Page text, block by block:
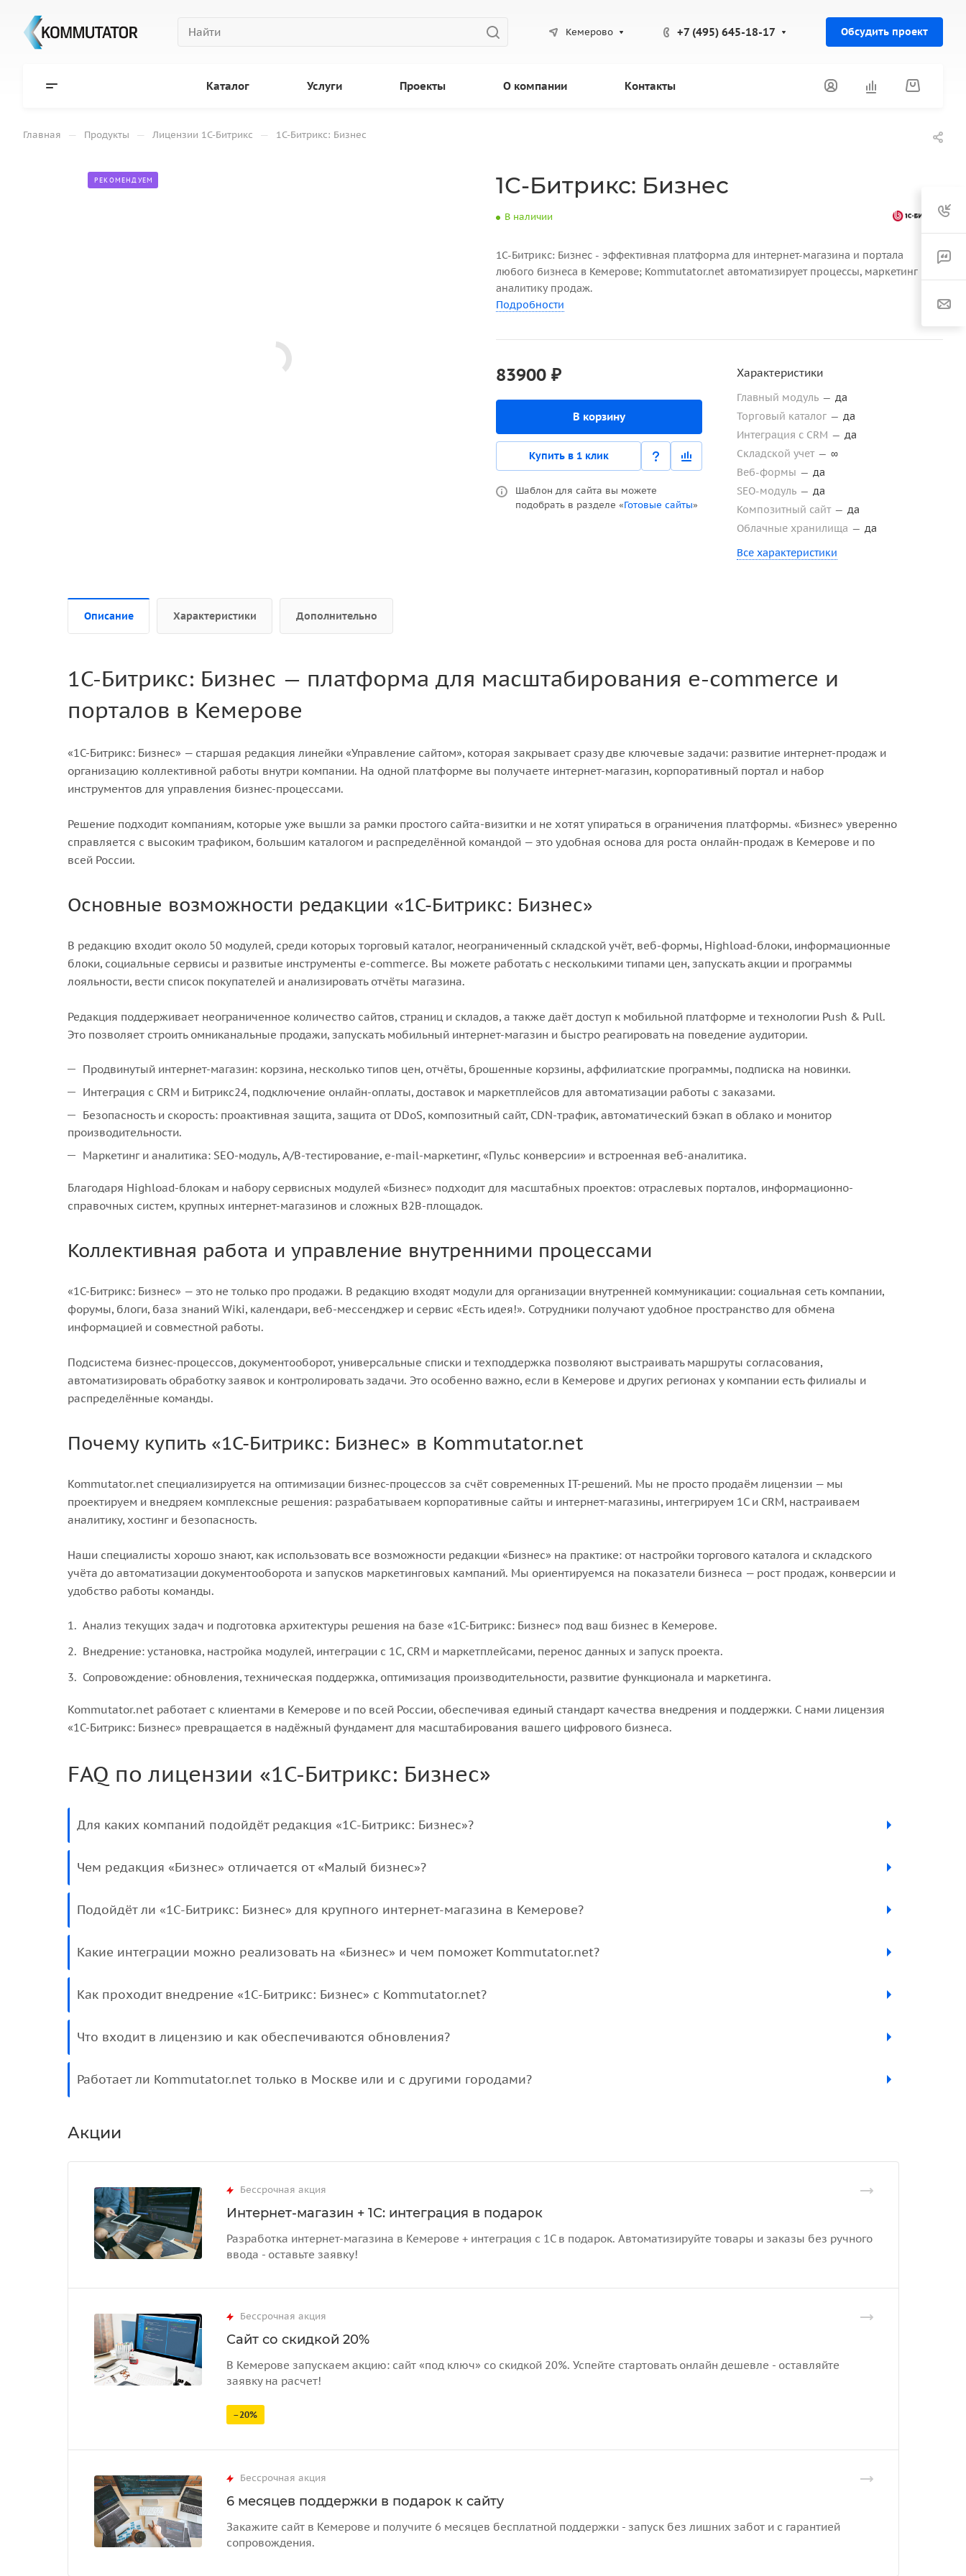
Кемерово +7 (495) 645-18-17 Обсудить проект
Каталог Услуги Проекты О компании Контакты
Главная — Продукты — Лицензии 1С-Битрикс — 1С-Битрикс: Бизнес
РЕКОМЕНДУЕМ 1С-Битрикс: Бизнес
В наличии
1С-Битрикс: Бизнес - эффективная платформа для интернет-магазина и портала
любого бизнеса в Кемерове; Kommutator.net автоматизирует процессы, маркетинг и
аналитику продаж.
Подробности
83900 ₽
В корзину
Купить в 1 клик
Шаблон для сайта вы можете
подобрать в разделе «Готовые сайты»
Характеристики
Главный модуль — да
Торговый каталог — да
Интеграция с CRM — да
Складской учет — ∞
Веб-формы — да
SEO-модуль — да
Композитный сайт — да
Облачные хранилища — да
Все характеристики
Описание Характеристики Дополнительно
1С-Битрикс: Бизнес — платформа для масштабирования e-commerce и
порталов в Кемерове
«1С-Битрикс: Бизнес» — старшая редакция линейки «Управление сайтом», которая закрывает сразу две ключевые задачи: развитие интернет-продаж и
организацию коллективной работы внутри компании. На одной платформе вы получаете интернет-магазин, корпоративный портал и набор
инструментов для управления бизнес-процессами.
Решение подходит компаниям, которые уже вышли за рамки простого сайта-визитки и не хотят упираться в ограничения платформы. «Бизнес» уверенно
справляется с высоким трафиком, большим каталогом и распределённой командой — это удобная основа для роста онлайн-продаж в Кемерове и по
всей России.
Основные возможности редакции «1С-Битрикс: Бизнес»
В редакцию входит около 50 модулей, среди которых торговый каталог, неограниченный складской учёт, веб-формы, Highload-блоки, информационные
блоки, социальные сервисы и развитые инструменты e-commerce. Вы можете работать с несколькими типами цен, запускать акции и программы
лояльности, вести список покупателей и анализировать отчёты магазина.
Редакция поддерживает неограниченное количество сайтов, страниц и складов, а также даёт доступ к мобильной платформе и технологии Push & Pull.
Это позволяет строить омниканальные продажи, запускать мобильный интернет-магазин и быстро реагировать на поведение аудитории.
Продвинутый интернет-магазин: корзина, несколько типов цен, отчёты, брошенные корзины, аффилиатские программы, подписка на новинки.
Интеграция с CRM и Битрикс24, подключение онлайн-оплаты, доставок и маркетплейсов для автоматизации работы с заказами.
Безопасность и скорость: проактивная защита, защита от DDoS, композитный сайт, CDN-трафик, автоматический бэкап в облако и монитор
производительности.
Маркетинг и аналитика: SEO-модуль, A/B-тестирование, e-mail-маркетинг, «Пульс конверсии» и встроенная веб-аналитика.
Благодаря Highload-блокам и набору сервисных модулей «Бизнес» подходит для масштабных проектов: отраслевых порталов, информационно-
справочных систем, крупных интернет-магазинов и сложных B2B-площадок.
Коллективная работа и управление внутренними процессами
«1С-Битрикс: Бизнес» — это не только про продажи. В редакцию входят модули для организации внутренней коммуникации: социальная сеть компании,
форумы, блоги, база знаний Wiki, календари, веб-мессенджер и сервис «Есть идея!». Сотрудники получают удобное пространство для обмена
информацией и совместной работы.
Подсистема бизнес-процессов, документооборот, универсальные списки и техподдержка позволяют выстраивать маршруты согласования,
автоматизировать обработку заявок и контролировать задачи. Это особенно важно, если в Кемерове и других регионах у компании есть филиалы и
распределённые команды.
Почему купить «1С-Битрикс: Бизнес» в Kommutator.net
Kommutator.net специализируется на оптимизации бизнес-процессов за счёт современных IT-решений. Мы не просто продаём лицензии — мы
проектируем и внедряем комплексные решения: разрабатываем корпоративные сайты и интернет-магазины, интегрируем 1С и CRM, настраиваем
аналитику, хостинг и безопасность.
Наши специалисты хорошо знают, как использовать все возможности редакции «Бизнес» на практике: от настройки торгового каталога и складского
учёта до автоматизации документооборота и запусков маркетинговых кампаний. Мы ориентируемся на показатели бизнеса — рост продаж, конверсии и
удобство работы команды.
Анализ текущих задач и подготовка архитектуры решения на базе «1С-Битрикс: Бизнес» под ваш бизнес в Кемерове.
Внедрение: установка, настройка модулей, интеграции с 1С, CRM и маркетплейсами, перенос данных и запуск проекта.
Сопровождение: обновления, техническая поддержка, оптимизация производительности, развитие функционала и маркетинга.
Kommutator.net работает с клиентами в Кемерове и по всей России, обеспечивая единый стандарт качества внедрения и поддержки. С нами лицензия
«1С-Битрикс: Бизнес» превращается в надёжный фундамент для масштабирования вашего цифрового бизнеса.
FAQ по лицензии «1С-Битрикс: Бизнес»
Для каких компаний подойдёт редакция «1С-Битрикс: Бизнес»?
Чем редакция «Бизнес» отличается от «Малый бизнес»?
Подойдёт ли «1С-Битрикс: Бизнес» для крупного интернет-магазина в Кемерове?
Какие интеграции можно реализовать на «Бизнес» и чем поможет Kommutator.net?
Как проходит внедрение «1С-Битрикс: Бизнес» с Kommutator.net?
Что входит в лицензию и как обеспечиваются обновления?
Работает ли Kommutator.net только в Москве или и с другими городами?
Акции
Бессрочная акция
Интернет-магазин + 1С: интеграция в подарок
Разработка интернет-магазина в Кемерове + интеграция с 1С в подарок. Автоматизируйте товары и заказы без ручного
ввода - оставьте заявку!
Бессрочная акция
Сайт со скидкой 20%
В Кемерове запускаем акцию: сайт «под ключ» со скидкой 20%. Успейте стартовать онлайн дешевле - оставляйте
заявку на расчет!
–20%
Бессрочная акция
6 месяцев поддержки в подарок к сайту
Закажите сайт в Кемерове и получите 6 месяцев бесплатной поддержки - запуск без лишних забот и с гарантией
сопровождения.